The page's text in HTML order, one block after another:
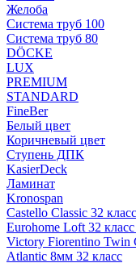
Желоба
Система труб 100
Система труб 80
DÖCKE
LUX
PREMIUM
STANDARD
FineBer
Белый цвет
Коричневый цвет
Ступень ДПК
KasierDeck
Ламинат
Kronospan
Castello Classic 32
Eurohome Loft 32
Victory Fiorentino Twin
Atlantic 8мм 32 класс